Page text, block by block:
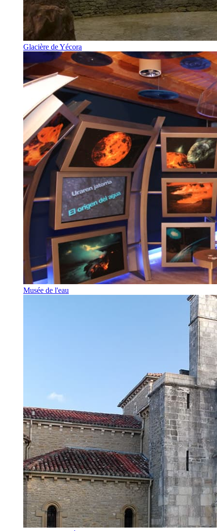
Glacière de Yécora
Musée de l'eau